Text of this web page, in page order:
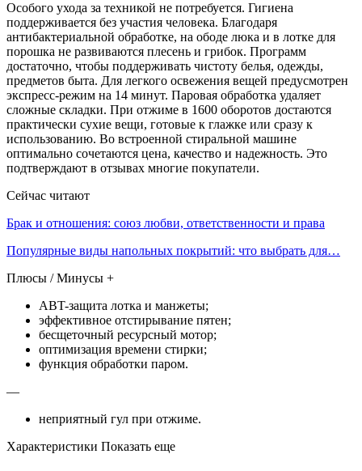
Особого ухода за техникой не потребуется. Гигиена
поддерживается без участия человека. Благодаря
антибактериальной обработке, на ободе люка и в лотке для
порошка не развиваются плесень и грибок. Программ
достаточно, чтобы поддерживать чистоту белья, одежды,
предметов быта. Для легкого освежения вещей предусмотрен
экспресс-режим на 14 минут. Паровая обработка удаляет
сложные складки. При отжиме в 1600 оборотов достаются
практически сухие вещи, готовые к глажке или сразу к
использованию. Во встроенной стиральной машине
оптимально сочетаются цена, качество и надежность. Это
подтверждают в отзывах многие покупатели.
Сейчас читают
Брак и отношения: союз любви, ответственности и права
Популярные виды напольных покрытий: что выбрать для…
Плюсы / Минусы +
ABT-защита лотка и манжеты;
эффективное отстирывание пятен;
бесщеточный ресурсный мотор;
оптимизация времени стирки;
функция обработки паром.
—
неприятный гул при отжиме.
Характеристики Показать еще